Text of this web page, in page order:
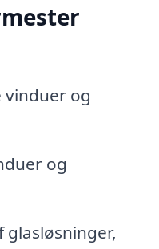
vinduer og
og
glasløsninger,